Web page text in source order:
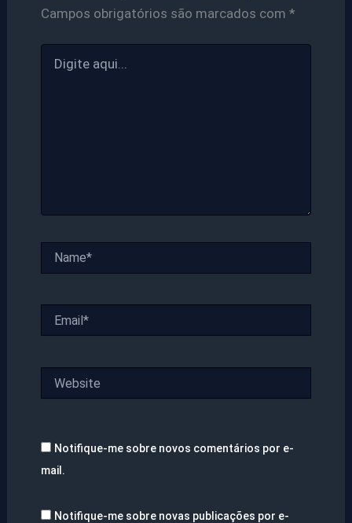
Campos obrigatórios são marcados com *
aqui...
Notifique-me sobre novos comentários por e-
mail.
Notifique-me sobre novas publicações por e-